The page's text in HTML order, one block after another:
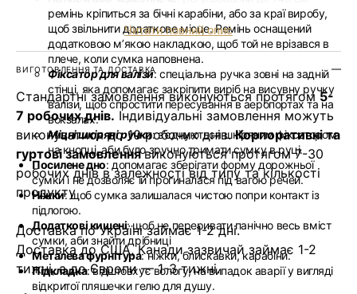
ремінь кріпиться за бічні карабіни, або за краї виробу,
щоб звільнити додаткове місце. Ремінь оснащений
додатковою мʼякою накладкою, щоб той не врізався в
плече, коли сумка наповнена.
Фіксатор для валізи: спеціальна ручка зовні на задній
стінці, яка допомагає закріпити виріб на висувну ручку
валізи, щоб спростити пересування в аеропортах та на
вокзалах.
Міцні шкіряні ручки: зʼєднуються шкіряним фіксатором
на кнопці, аби було зручно тримати сумку в руці.
Посилене дно: допомагає зберігати форму дорожньої
сумки і не дозволяє їй прогиналася під вагою речей.
Ніжки: щоб сумка залишалася чистою попри контакт із
підлогою.
Додаткові кишені: щоб не переривати панічно весь вміст
сумки, аби знайти дрібниці
Металева фурнітура: ніжки, блискавки, карабіни.
Підкладка: відштовхує вологу, на випадок аварії у вигляді
відкритої пляшечки гелю для душу.
Читати повний опис
ВИГОТОВЛЕННЯ ТА ДОСТАВКА
Стандартні замовлення виконуються протягом5-
7 робочих днів. Індивідуальні замовлення можуть
виконуватися до 10 робочих днів.Корпоративні та
гуртові замовленнявиконуються протягом 7-30
робочих днів в залежності від типу та кількості
продукту
Доставка по Україні займає 1-2 дні.
Доставка до США, Канади зазвичай займає 1-2
тижні, а до Європи — 1-3 тижні.